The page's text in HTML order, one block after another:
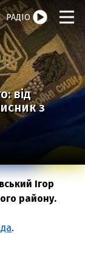
РАДІО
від
з
Ігор
району.
.